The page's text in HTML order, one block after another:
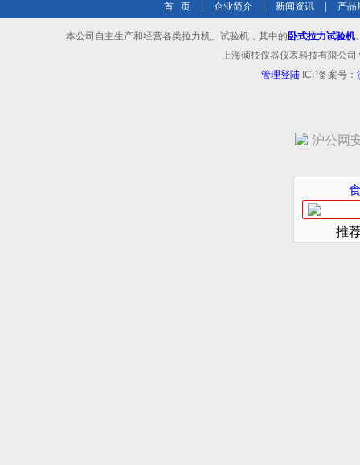
首 页 企业简介 新闻资讯 产品
本公司自主生产和经营各类拉力机、试验机，其中的 卧式拉力试验机
上海倾技仪器仪表科技有限公
管理登陆 ICP备案号：
沪公网
推